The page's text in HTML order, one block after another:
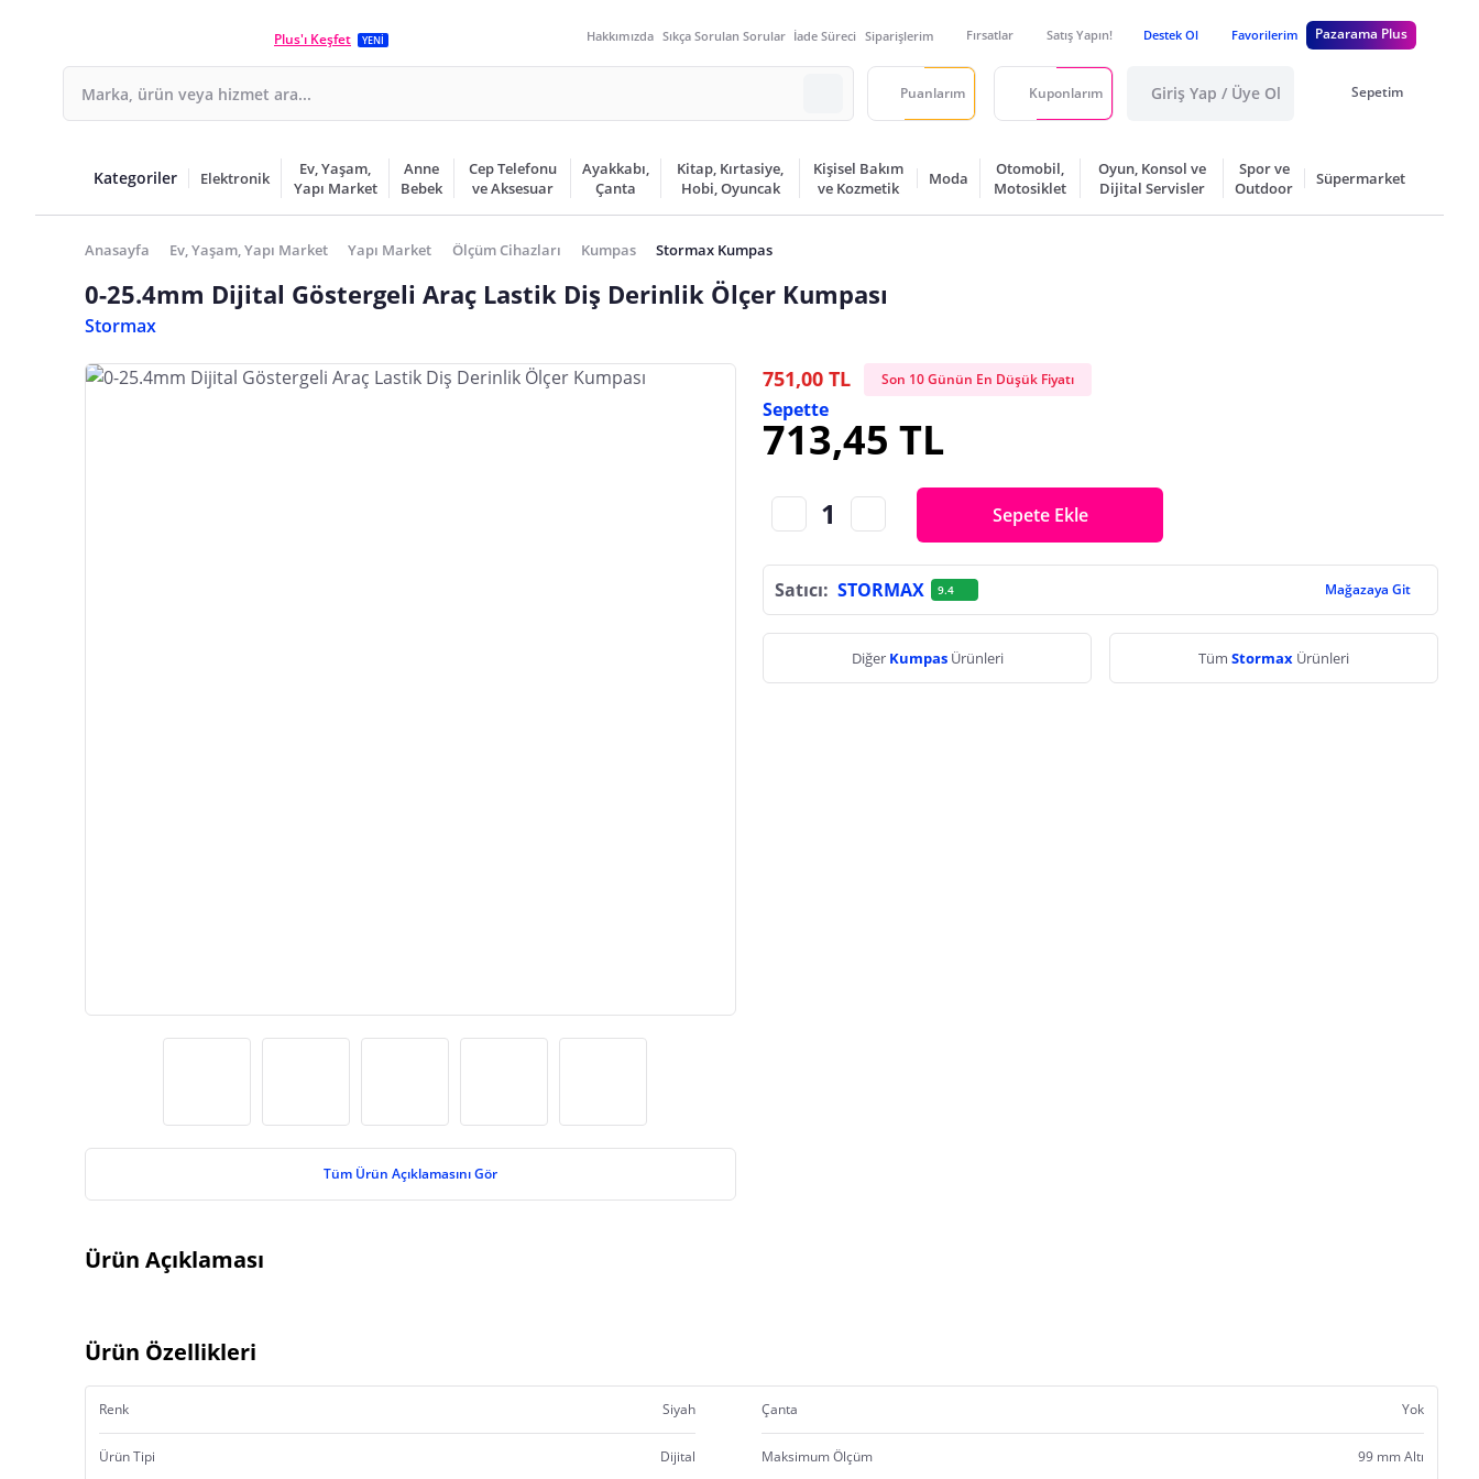
Plus'ı Keşfet YENİ Hakkımızda Sıkça Sorulan Sorular İade Süreci Siparişlerim Fırsatlar Satış Yapın! Destek Ol Favorilerim Pazarama Plus
Puanlarım Kuponlarım Giriş Yap / Üye Ol Sepetim
Kategoriler Elektronik
Ev, Yaşam,
Yapı Market
Anne
Bebek
Cep Telefonu
ve Aksesuar
Ayakkabı,
Çanta
Kitap, Kırtasiye,
Hobi, Oyuncak
Kişisel Bakım
ve Kozmetik
Moda
Otomobil,
Motosiklet
Oyun, Konsol ve
Dijital Servisler
Spor ve
Outdoor
Süpermarket
Anasayfa Ev, Yaşam, Yapı Market Yapı Market Ölçüm Cihazları Kumpas Stormax Kumpas
0-25.4mm Dijital Göstergeli Araç Lastik Diş Derinlik Ölçer Kumpası
Stormax
Tüm Ürün Açıklamasını Gör
751,00 TL Son 10 Günün En Düşük Fiyatı
Sepette
713,45 TL
Sepete Ekle
Satıcı: STORMAX 9.4 Mağazaya Git
Diğer Kumpas Ürünleri Tüm Stormax Ürünleri
Ürün Açıklaması
Ürün Özellikleri
Renk Siyah Çanta Yok
Ürün Tipi Dijital Maksimum Ölçüm 99 mm Altı